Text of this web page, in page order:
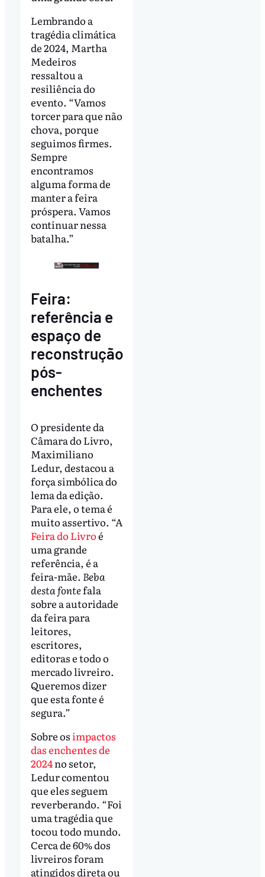
Lembrando a
tragédia climática
de 2024, Martha
Medeiros
ressaltou a
resiliência do
evento. “Vamos
torcer para que não
chova, porque
seguimos firmes.
Sempre
encontramos
alguma forma de
manter a feira
próspera. Vamos
continuar nessa
batalha.”
Feira:
referência e
espaço de
reconstrução
pós-
enchentes
O presidente da
Câmara do Livro,
Maximiliano
Ledur, destacou a
força simbólica do
lema da edição.
Para ele, o tema é
muito assertivo. “A
Feira do Livroé
uma grande
referência, é a
feira-mãe. Beba
desta fontefala
sobre a autoridade
da feira para
leitores,
escritores,
editoras e todo o
mercado livreiro.
Queremos dizer
que esta fonte é
segura.”
Sobre os impactos
das enchentes de
2024no setor,
Ledur comentou
que eles seguem
reverberando. “Foi
uma tragédia que
tocou todo mundo.
Cerca de 60% dos
livreiros foram
atingidos direta ou